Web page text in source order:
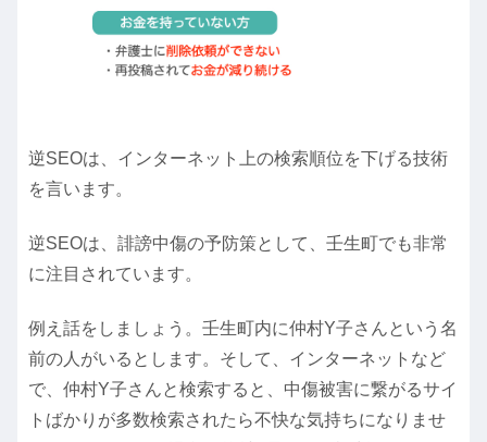
逆SEOは、インターネット上の検索順位を下げる技術
を言います。
逆SEOは、誹謗中傷の予防策として、壬生町でも非常
に注目されています。
例え話をしましょう。壬生町内に仲村Y子さんという名
前の人がいるとします。そして、インターネットなど
で、仲村Y子さんと検索すると、中傷被害に繋がるサイ
トばかりが多数検索されたら不快な気持ちになりませ